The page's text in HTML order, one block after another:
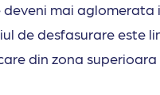
mai aglomerata
de desfasurare este
din zona superioara